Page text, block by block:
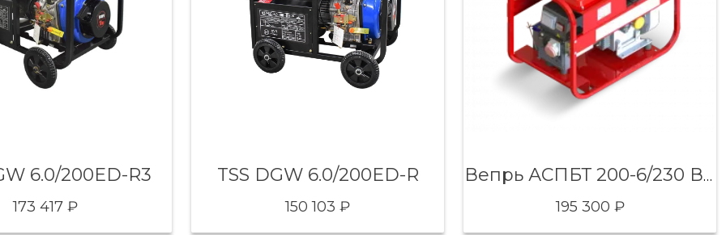
6.0/200ED-R3
173 417 ₽
TSS DGW 6.0/200ED-R
150 103 ₽
Вепрь АСПБТ 200-6/230 ВМ43
195 300 ₽